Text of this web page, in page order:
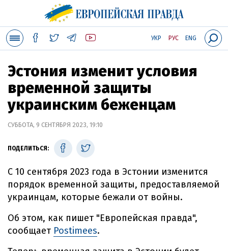
УКР РУС ENG
Эстония изменит условия
временной защиты
украинским беженцам
СУББОТА, 9 СЕНТЯБРЯ 2023, 19:10
ПОДЕЛИТЬСЯ:
С 10 сентября 2023 года в Эстонии изменится
порядок временной защиты, предоставляемой
украинцам, которые бежали от войны.
Об этом, как пишет "Европейская правда",
сообщает Postimees.